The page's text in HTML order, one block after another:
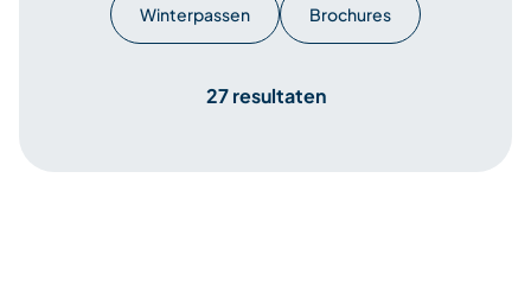
Winterpassen Brochures
27 resultaten